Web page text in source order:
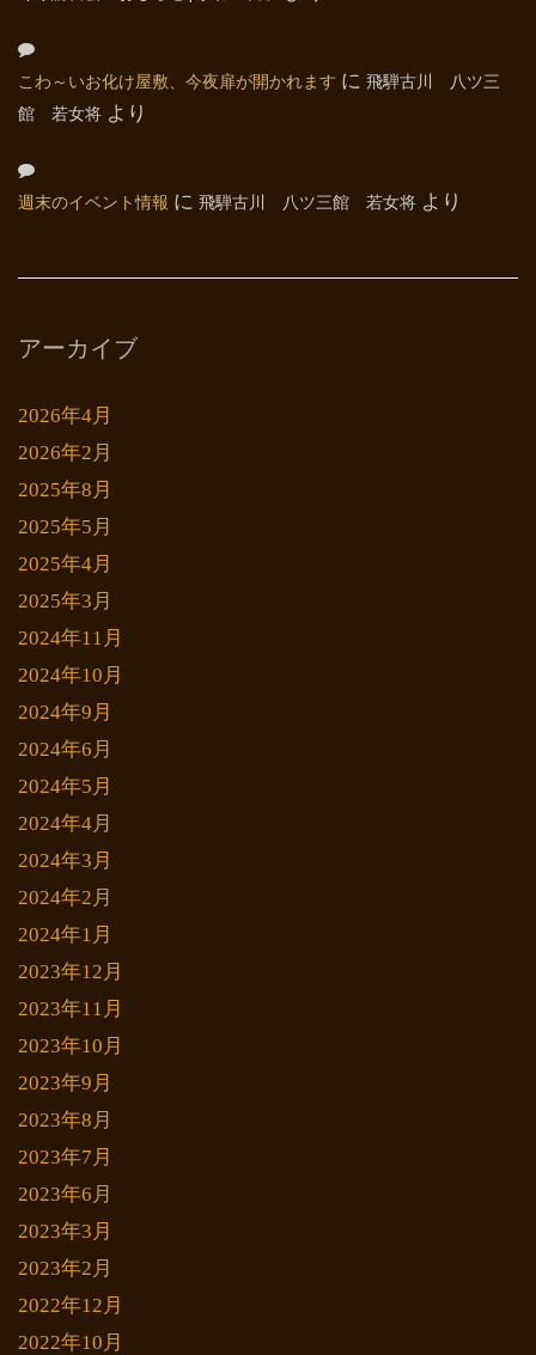
こわ～いお化け屋敷、今夜扉が開かれます に 飛騨古川 八ツ三
館 若女将 より
週末のイベント情報 に 飛騨古川 八ツ三館 若女将 より
アーカイブ
2026年4月
2026年2月
2025年8月
2025年5月
2025年4月
2025年3月
2024年11月
2024年10月
2024年9月
2024年6月
2024年5月
2024年4月
2024年3月
2024年2月
2024年1月
2023年12月
2023年11月
2023年10月
2023年9月
2023年8月
2023年7月
2023年6月
2023年3月
2023年2月
2022年12月
2022年10月